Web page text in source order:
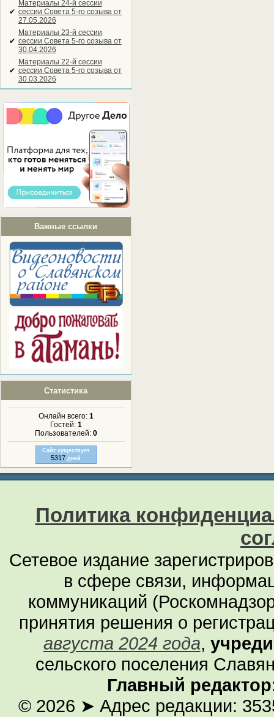
✔
Материалы 24-й сессии
сессии Совета 5-го созыва от
27.05.2026
✔
Материалы 23-й сессии
сессии Совета 5-го созыва от
30.04.2026
✔
Материалы 22-й сессии
сессии Совета 5-го созыва от
30.03.2026
Важные ссылки
Статистика
Онлайн всего: 1
Гостей: 1
Пользователей: 0
Сайт существует
5317 дней
Политика
Сетевое издание
в сфере связи,
коммуникаций
принятия решения о
августа 2024 года,
сельского поселения
Главный
© 2026 ➤ Адрес редакции: